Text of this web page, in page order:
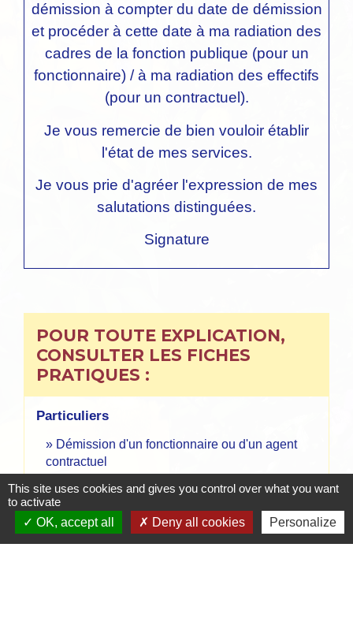
démission à compter du date de démission
et procéder à cette date à ma radiation des
cadres de la fonction publique (pour un
fonctionnaire) / à ma radiation des effectifs
(pour un contractuel).
Je vous remercie de bien vouloir établir
l'état de mes services.
Je vous prie d'agréer l'expression de mes
salutations distinguées.
Signature
POUR TOUTE EXPLICATION,
CONSULTER LES FICHES
PRATIQUES :
Particuliers
Démission d'un fonctionnaire ou d'un agent
contractuel
Signaler une erreur sur cette page
This site uses cookies and gives you control over what you want
to activate
OK, accept all
Deny all cookies Personalize